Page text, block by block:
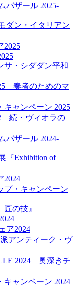
バザール 2025-
ダン・イタリアン
2025
サ・シダダン平和
奏者のためのマ
キャンペーン 2025
続・ヴィオラの
バザール 2024-
『Exhibition of
2024
プ・キャンペーン
の技』
ア2024
アンティーク・ヴ
2024 奥深きチ
キャンペーン 2024